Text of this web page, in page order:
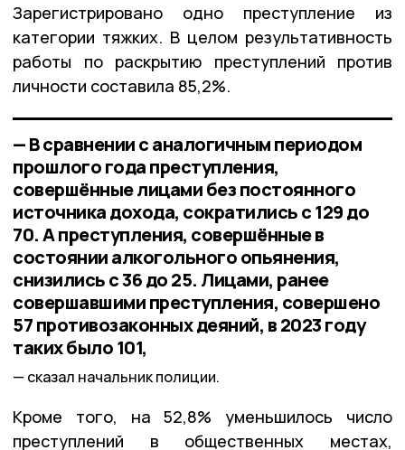
Зарегистрировано одно преступление из
категории тяжких. В целом результативность
работы по раскрытию преступлений против
личности составила 85,2%.
— В сравнении с аналогичным периодом
прошлого года преступления,
совершённые лицами без постоянного
источника дохода, сократились с 129 до
70. А преступления, совершённые в
состоянии алкогольного опьянения,
снизились с 36 до 25. Лицами, ранее
совершавшими преступления, совершено
57 противозаконных деяний, в 2023 году
таких было 101,
сказал начальник полиции.
Кроме того, на 52,8% уменьшилось число
преступлений в общественных местах,